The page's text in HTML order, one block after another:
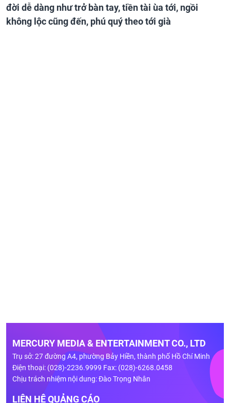
đời dễ dàng như trở bàn tay, tiền tài ùa tới, ngồi
không lộc cũng đến, phú quý theo tới già
MERCURY MEDIA & ENTERTAINMENT CO., LTD
Trụ sở: 27 đường A4, phường Bảy Hiền, thành phố Hồ Chí Minh
Điện thoại: (028)-2236.9999 Fax: (028)-6268.0458
Chịu trách nhiệm nội dung: Đào Trọng Nhân
LIÊN HỆ QUẢNG CÁO